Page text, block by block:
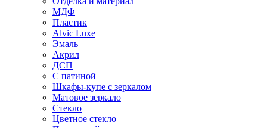
МДФ
Пластик
Alvic Luxe
Эмаль
Акрил
ДСП
С патиной
Шкафы-купе с зеркалом
Матовое зеркало
Стекло
Цветное стекло